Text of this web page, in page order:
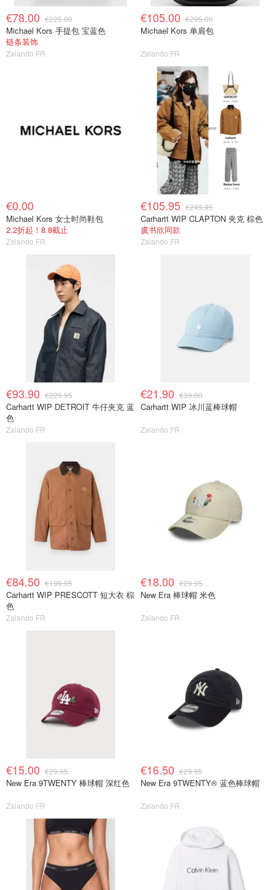
€78.00 €225.00
Michael Kors 手提包 宝蓝色
链条装饰
Zalando FR
€105.00 €295.00
Michael Kors 单肩包
Zalando FR
€0.00
Michael Kors 女士时尚鞋包
2.2折起！8.8截止
Zalando FR
€105.95 €249.95
Carhartt WIP CLAPTON 夹克 棕色
虞书欣同款
Zalando FR
€93.90 €229.95
Carhartt WIP DETROIT 牛仔夹克 蓝
色
Zalando FR
€21.90 €39.00
Carhartt WIP 冰川蓝棒球帽
Zalando FR
€84.50 €199.95
Carhartt WIP PRESCOTT 短大衣 棕
色
Zalando FR
€18.00 €29.95
New Era 棒球帽 米色
Zalando FR
€15.00 €29.95
New Era 9TWENTY 棒球帽 深红色
Zalando FR
€16.50 €29.95
New Era 9TWENTY® 蓝色棒球帽
Zalando FR